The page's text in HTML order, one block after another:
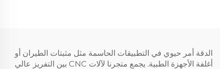
الدقة أمر حيوي في التطبيقات الحاسمة مثل مثبتات الطيران أو
أغلفة الأجهزة الطبية. يجمع متجرنا لآلات CNC بين التفريز عالي